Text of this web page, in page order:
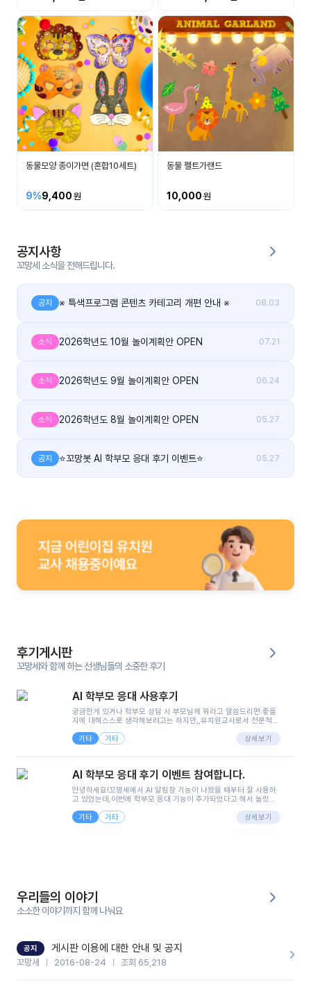
커
니
티
공지
사항
트
우리
들의
후기
게시
그
동물모양 종이가면 (혼합10세트)
9%9,400
동물 펠트가랜드
10,000
공지사항
꼬망세 소식을 전해드립니다.
공지 ※ 특색프로그램 콘텐츠 카테고리 개편 안내 ※ 08.03
소식 2026학년도 10월 놀이계획안 OPEN 07.21
소식 2026학년도 9월 놀이계획안 OPEN 06.24
소식 2026학년도 8월 놀이계획안 OPEN 05.27
공지 ⭐꼬망봇 AI 학부모 응대 후기 이벤트⭐ 05.27
후기게시판
꼬망세와 함께 하는 선생님들의 소중한 후기
AI 학부모 응대 사용후기
궁금한게 있거나 학부모 상담 시 부모님께 뭐라고 말씀드리면 좋을
지에 대해스스로 생각해보려고는 하지만,,유치원교사로서 전문적인
려니 어려울때가...^^(저만 그런거 아니죠 ㅜㅜ)꼬망봇의 장점은 지
피티나 제미나이는 몇세이고 여자인지 남자인지 등그래도 좀 기본
정보를 제공하면서 물어봐야할 때가 있어그때마다 정보를 입력하는
으셔서 고민이 됐는데ai 학부모 응대를 써볼 수 있어서 좋았어요!앞
면..)그리고 제가 신입 때 이게 있었더라면 ㅜㅜㅜㅜ?응대 팁이 정말
좋은거 같아요지금은 그래도 아이들이 잘 이해 되지만초임 때는 정
말 어려워서 항상다른 선생님들께 도움을 요청했었거든요..ㅠ*일지
쓸 때도 좀 도움이 되는 거 같아요!
기타 기타 상세보기
AI 학부모 응대 후기 이벤트 참여합니다.
안녕하세요!꼬망세에서 AI 알림장 기능이 나왔을 때부터 잘 사용하
고 있었는데,이번에 학부모 응대 기능이 추가되었다고 해서 놀랐습
님 응대에 더 많은 부담을 느끼고 있습니다 ㅠㅠ이번에 제가 원에서
겪은 일과 학부모님께 전달드렸던 내용을 함께 보시고,저와 비슷한
을 많이 하는데,꼬망봇 덕분에 고민하는 시간을 줄이고 학부모님을
안심시킬 수 있었습니다.이 부분은 꼬망봇이 추가로 알려준 응대 tip
입니다.학부모님께 전화를 드리기 전에, 내용을 숙지하여 좀 더 전문
성 있는 교사가 되어 대화를 나눌 수 있었습니다.꼬망세 AI학부모 응
기능을 개발해 주셔서 감사합니다.
기타 기타 상세보기
우리들의 이야기
소소한 이야기까지 함께 나눠요
공지 게시판 이용에 대한 안내 및 공지
꼬망세 2016-08-24 조회 65,218